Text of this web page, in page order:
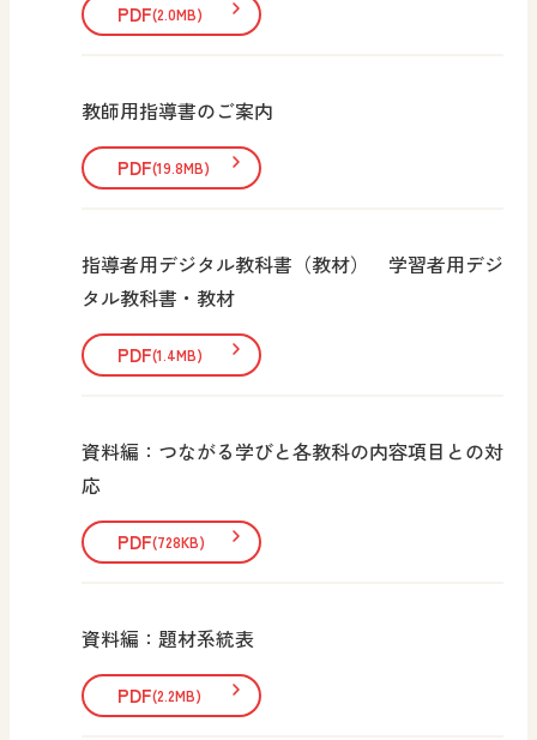
PDF(2.0MB)
教師用指導書のご案内
PDF(19.8MB)
指導者用デジタル教科書（教材） 学習者用デジ
タル教科書・教材
PDF(1.4MB)
資料編：つながる学びと各教科の内容項目との対
応
PDF(728KB)
資料編：題材系統表
PDF(2.2MB)